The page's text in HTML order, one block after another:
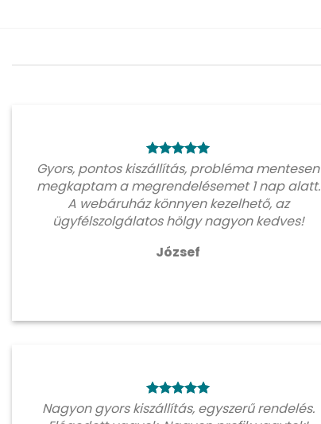
Gyors, pontos kiszállítás, probléma mentesen
megkaptam a megrendelésemet 1 nap alatt.
A webáruház könnyen kezelhető, az
ügyfélszolgálatos hölgy nagyon kedves!
József
Nagyon gyors kiszállítás, egyszerű rendelés.